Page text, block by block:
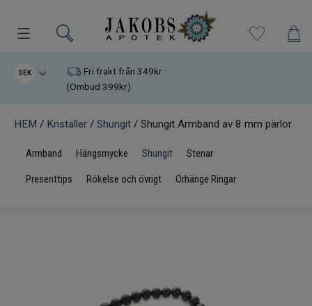
Kampanjer
Kosttillskott
SEK
Fri frakt från 349kr
(Ombud 399kr)
HEM / Kristaller / Shungit / Shungit Armband av 8 mm pärlor
Armband Hängsmycke Shungit Stenar
Presenttips Rökelse och övrigt Örhänge Ringar